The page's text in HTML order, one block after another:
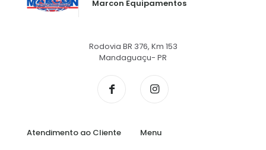
Marcon Equipamentos
Rodovia BR 376, Km 153
Mandaguaçu- PR
Atendimento ao Cliente Menu